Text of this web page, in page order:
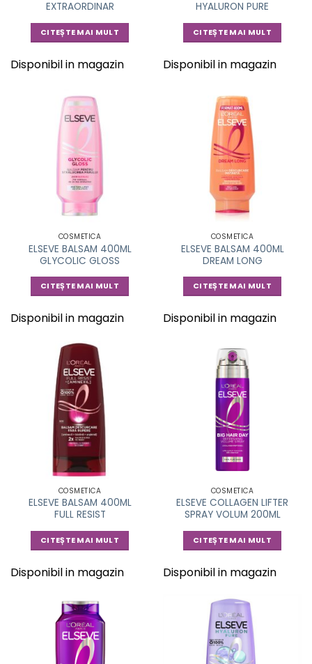
EXTRAORDINAR
CITEȘTE MAI MULT
Disponibil in magazin
HYALURON PURE
CITEȘTE MAI MULT
Disponibil in magazin
COSMETICA
ELSEVE BALSAM 400ML
GLYCOLIC GLOSS
CITEȘTE MAI MULT
Disponibil in magazin
COSMETICA
ELSEVE BALSAM 400ML
DREAM LONG
CITEȘTE MAI MULT
Disponibil in magazin
COSMETICA
ELSEVE BALSAM 400ML
FULL RESIST
CITEȘTE MAI MULT
Disponibil in magazin
COSMETICA
ELSEVE COLLAGEN LIFTER
SPRAY VOLUM 200ML
CITEȘTE MAI MULT
Disponibil in magazin